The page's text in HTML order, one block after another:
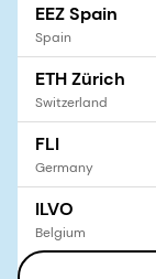
EEZ Spain
Spain
ETH Zürich
Switzerland
FLI
Germany
ILVO
Belgium